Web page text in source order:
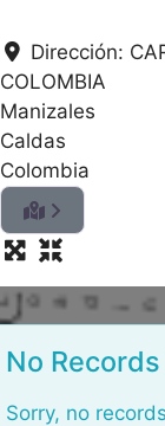
Dirección:
COLOMBIA
Manizales
Caldas
Colombia
o
a
i
No
Sorry, no